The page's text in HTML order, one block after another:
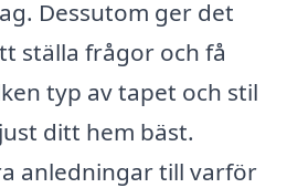
Dessutom ger det
ställa frågor och få
typ av tapet och stil
ditt hem bäst.
anledningar till varför